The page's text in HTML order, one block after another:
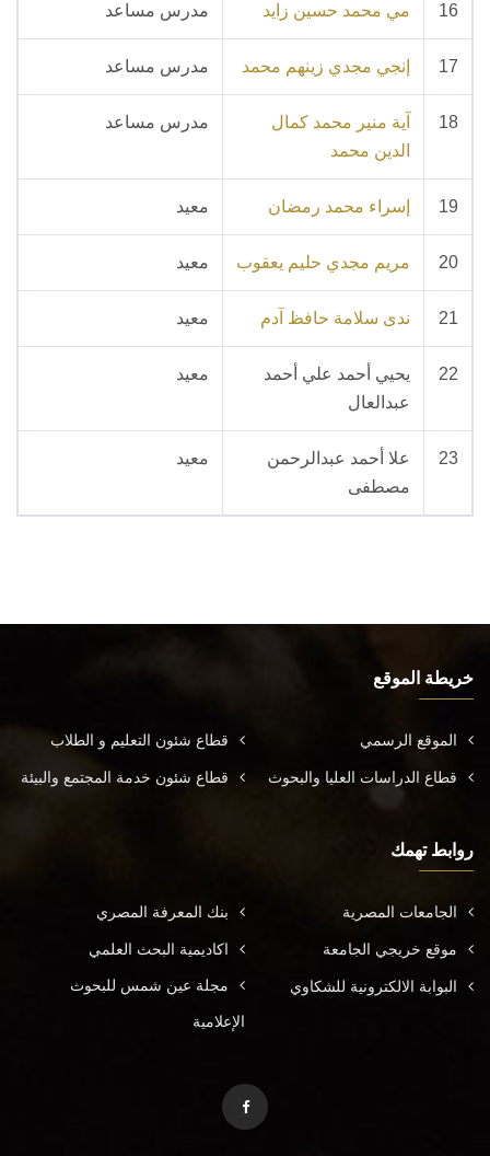
16 مي محمد حسين زايد مدرس مساعد
17 إنجي مجدي زينهم محمد مدرس مساعد
18
آية منير محمد كمال
الدين محمد
مدرس مساعد
19 إسراء محمد رمضان معيد
20 مريم مجدي حليم يعقوب معيد
21 ندى سلامة حافظ آدم معيد
22
يحيي أحمد علي أحمد
عبدالعال
معيد
23
علا أحمد عبدالرحمن
مصطفى
معيد
خريطة الموقع
الموقع الرسمي قطاع شئون التعليم و الطلاب
قطاع الدراسات العليا والبحوث قطاع شئون خدمة المجتمع والبيئة
روابط تهمك
الجامعات المصرية بنك المعرفة المصري
موقع خريجي الجامعة اكاديمية البحث العلمي
البوابة الالكترونية للشكاوي مجلة عين شمس للبحوث
الإعلامية